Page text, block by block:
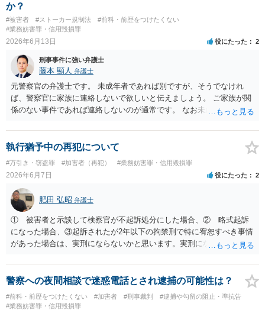
か？
#被害者 #ストーカー規制法
#前科・前歴をつけたくない
#業務妨害罪・信用毀損罪
2026年6月13日 役にたった 2
刑事事件に強い弁護士
藤本 顯人 弁護士
元警察官の弁護士です。 未成年者であれば別ですが、そうでなけれ
ば、警察官に家族に連絡しないで欲しいと伝えましょう。 ご家族が関
係のない事件であれば連絡しないのが通常です。 なお未成年者の場合
執行猶予中の再犯について
#万引き・窃盗罪 #加害者（再犯） #業務妨害罪・信用毀損罪
2026年6月7日 役にたった 2
肥田 弘昭 弁護士
① 被害者と示談して検察官が不起訴処分にした場合、② 略式起訴
になった場合、③起訴されたが2年以下の拘禁刑で特に宥恕すべき事情
があった場合は、実刑にならないかと思います。実刑になった場合
す。威力業務妨害罪だけであれば、2年以上には私の弁護経験ではなら
ないかと思いますので、3年8カ月の刑期程度かと思います。ご参考に
警察への夜間相談で迷惑電話とされ逮捕の可能性は？
#前科・前歴をつけたくない #加害者 #刑事裁判
#逮捕や勾留の阻止・準抗告
#業務妨害罪・信用毀損罪